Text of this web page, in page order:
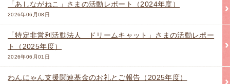
「あしながねこ」さまの活動レポート（2024年度）
2026年06月08日
「特定非営利活動法人 ドリームキャット」さまの活動レポー
ト（2025年度）
2026年06月01日
わんにゃん支援関連基金のお礼とご報告（2025年度）